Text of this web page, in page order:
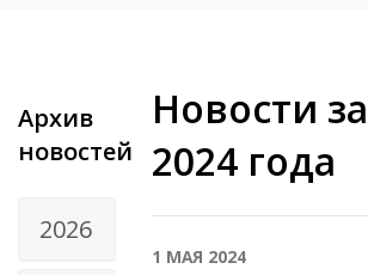
Архив
новостей
2026
Новости
2024 года
1 МАЯ 2024